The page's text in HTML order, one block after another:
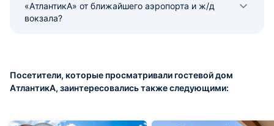
«АтлантикА» от ближайшего аэропорта и ж/д
вокзала?
Посетители, которые просматривали гостевой дом
АтлантикА, заинтересовались также следующими: